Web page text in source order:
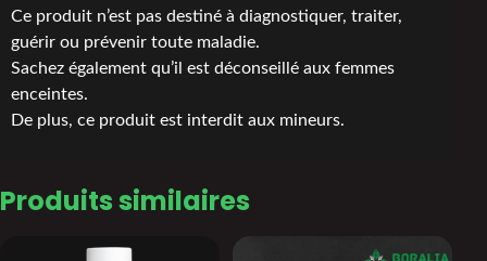
Ce produit n’est pas destiné à diagnostiquer, traiter,
guérir ou prévenir toute maladie.
Sachez également qu’il est déconseillé aux femmes
enceintes.
De plus, ce produit est interdit aux mineurs.
Produits similaires